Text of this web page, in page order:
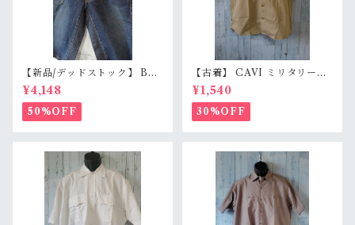
【新品/デッドストック】 BL
UE WAY ブルーウェイ 日本製
デニムショートパンツ S/M/L
（M1431-50） 膝下丈 職人加
工 アメカジ RankS
¥4,148
50%OFF
【古着】 CAVI ミリタリー風
半袖シャツ XL（身幅63cm）
ベージュ 金ボタン 80s ロック
エポレット オーバーサイズ Ra
nkB
¥1,540
30%OFF